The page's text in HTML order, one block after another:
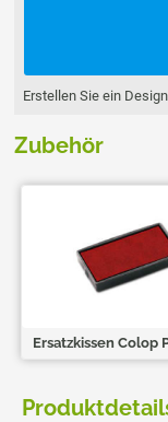
Erstellen Sie ein
Zubehör
Ersatzkissen Colop